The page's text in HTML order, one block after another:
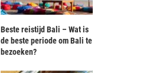
Beste reistijd Bali – Wat is
de beste periode om Bali te
bezoeken?